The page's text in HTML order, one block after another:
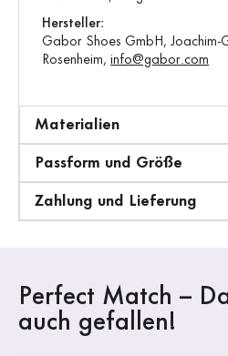
Hersteller:
Gabor Shoes GmbH, Joachim-
Rosenheim, info@gabor.com
Materialien
Passform und Größe
Zahlung und Lieferung
Perfect Match –
auch gefallen!